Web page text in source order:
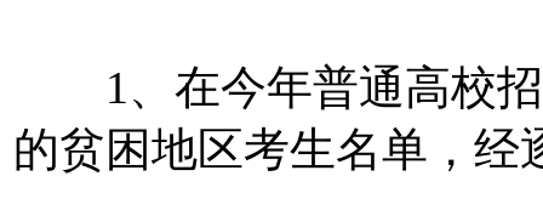
1、在今年普通高校招
的贫困地区考生名单，经